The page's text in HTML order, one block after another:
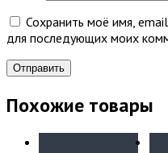
Сохранить моё имя,
для последующих моих
Похожие товары